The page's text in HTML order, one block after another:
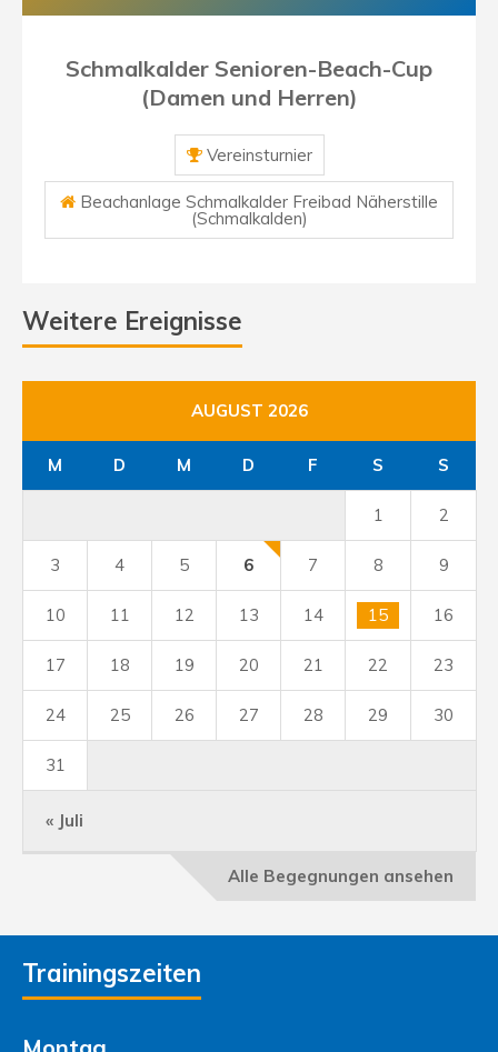
Schmalkalder Senioren-Beach-Cup
(Damen und Herren)
Vereinsturnier
Beachanlage Schmalkalder Freibad Näherstille
(Schmalkalden)
Weitere Ereignisse
AUGUST 2026
M D M D F S S
« Juli
1 2
3 4 5 6 7 8 9
10 11 12 13 14 15 16
17 18 19 20 21 22 23
24 25 26 27 28 29 30
31
Alle Begegnungen ansehen
Trainingszeiten